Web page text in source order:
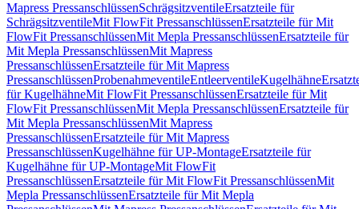
Mapress PressanschlüssenSchrägsitzventileErsatzteile für
SchrägsitzventileMit FlowFit PressanschlüssenErsatzteile für Mit
FlowFit PressanschlüssenMit Mepla PressanschlüssenErsatzteile für
Mit Mepla PressanschlüssenMit Mapress
PressanschlüssenErsatzteile für Mit Mapress
PressanschlüssenProbenahmeventileEntleerventileKugelhähne
für KugelhähneMit FlowFit PressanschlüssenErsatzteile für Mit
FlowFit PressanschlüssenMit Mepla PressanschlüssenErsatzteile für
Mit Mepla PressanschlüssenMit Mapress
PressanschlüssenErsatzteile für Mit Mapress
PressanschlüssenKugelhähne für UP-MontageErsatzteile für
Kugelhähne für UP-MontageMit FlowFit
PressanschlüssenErsatzteile für Mit FlowFit PressanschlüssenMit
Mepla PressanschlüssenErsatzteile für Mit Mepla